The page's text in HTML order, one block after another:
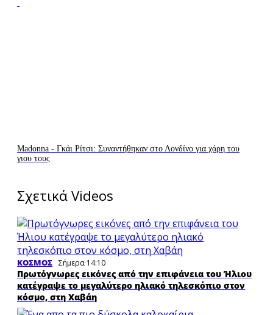
Madonna - Γκάι Ρίτσι: Συναντήθηκαν στο Λονδίνο για χάρη του
γιου τους
Σχετικά Videos
ΚΟΣΜΟΣ Σήμερα 14:10
Πρωτόγνωρες εικόνες από την επιφάνεια του Ήλιου
κατέγραψε το μεγαλύτερο ηλιακό τηλεσκόπιο στον
κόσμο, στη Χαβάη